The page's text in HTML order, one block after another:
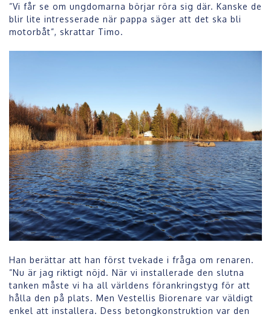
”Vi får se om ungdomarna börjar röra sig där. Kanske de
blir lite intresserade när pappa säger att det ska bli
motorbåt”, skrattar Timo.
Han berättar att han först tvekade i fråga om renaren.
”Nu är jag riktigt nöjd. När vi installerade den slutna
tanken måste vi ha all världens förankringstyg för att
hålla den på plats. Men Vestellis Biorenare var väldigt
enkel att installera. Dess betongkonstruktion var den